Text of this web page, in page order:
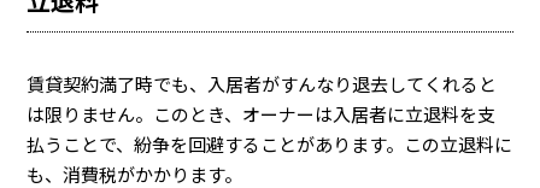
賃貸契約満了時でも、入居者がすんなり退去してくれると
は限りません。このとき、オーナーは入居者に立退料を支
払うことで、紛争を回避することがあります。この立退料に
も、消費税がかかります。